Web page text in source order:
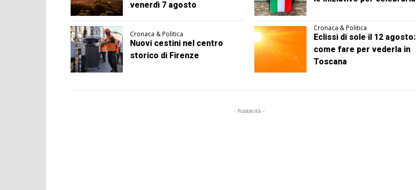
venerdì 7 agosto
Cronaca & Politica
Nuovi cestini nel centro
storico di Firenze
Cronaca & Politica
Eclissi di sole il 12 agosto:
come fare per vederla in
Toscana
- Pubblicità -